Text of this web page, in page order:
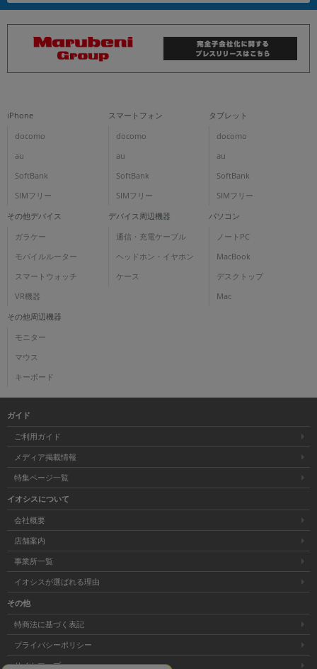
iPhone
docomo
au
SoftBank
SIMフリー
スマートフォン
docomo
au
SoftBank
SIMフリー
タブレット
docomo
au
SoftBank
SIMフリー
その他デバイス
ガラケー
モバイルルーター
スマートウォッチ
VR機器
デバイス周辺機器
通信・充電ケーブル
ヘッドホン・イヤホン
ケース
パソコン
ノートPC
MacBook
デスクトップ
Mac
その他周辺機器
モニター
マウス
キーボード
ガイド
ご利用ガイド
メディア掲載情報
特集ページ一覧
イオシスについて
会社概要
店舗案内
事業所一覧
イオシスが選ばれる理由
その他
特商法に基づく表記
プライバシーポリシー
サイトマップ